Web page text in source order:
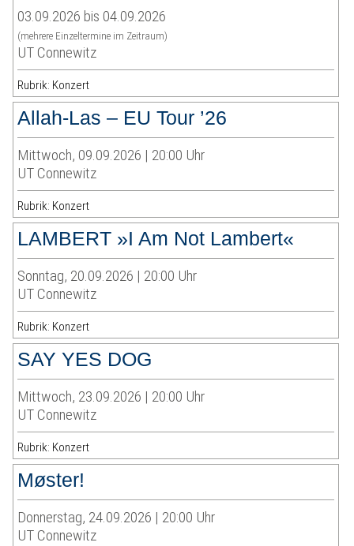
03.09.2026 bis 04.09.2026
(mehrere Einzeltermine im Zeitraum)
UT Connewitz
Rubrik: Konzert
Allah-Las – EU Tour ’26
Mittwoch, 09.09.2026 | 20:00 Uhr
UT Connewitz
Rubrik: Konzert
LAMBERT »I Am Not Lambert«
Sonntag, 20.09.2026 | 20:00 Uhr
UT Connewitz
Rubrik: Konzert
SAY YES DOG
Mittwoch, 23.09.2026 | 20:00 Uhr
UT Connewitz
Rubrik: Konzert
Møster!
Donnerstag, 24.09.2026 | 20:00 Uhr
UT Connewitz